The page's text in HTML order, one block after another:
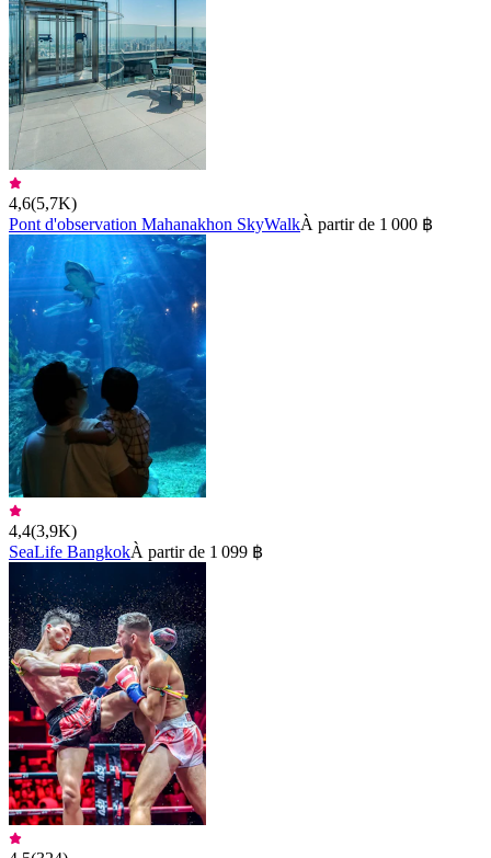
4,6(5,7K)
Pont d'observation Mahanakhon SkyWalkÀ partir de 1 000 ฿
4,4(3,9K)
SeaLife BangkokÀ partir de 1 099 ฿